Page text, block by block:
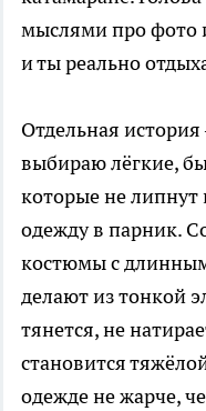
мыслями про фото
и ты реально
Отдельная
выбираю лёгкие,
которые не липнут
одежду в парник.
костюмы с
делают из тонкой
тянется, не
становится
одежде не жарче,